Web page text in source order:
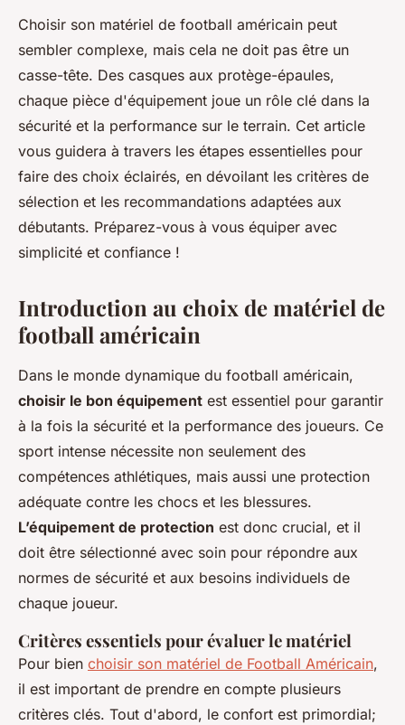
Comment choisir son matériel
de football américain en toute
simplicité
Antoine• 12 décembre 2024•8 min de lecture
Choisir son matériel de football américain peut
sembler complexe, mais cela ne doit pas être un
casse-tête. Des casques aux protège-épaules,
chaque pièce d'équipement joue un rôle clé dans la
sécurité et la performance sur le terrain. Cet article
vous guidera à travers les étapes essentielles pour
faire des choix éclairés, en dévoilant les critères de
sélection et les recommandations adaptées aux
débutants. Préparez-vous à vous équiper avec
simplicité et confiance !
Introduction au choix de matériel de
football américain
Dans le monde dynamique du football américain,
choisir le bon équipement est essentiel pour garantir
à la fois la sécurité et la performance des joueurs. Ce
sport intense nécessite non seulement des
compétences athlétiques, mais aussi une protection
adéquate contre les chocs et les blessures.
L’équipement de protection est donc crucial, et il
doit être sélectionné avec soin pour répondre aux
normes de sécurité et aux besoins individuels de
chaque joueur.
Critères essentiels pour évaluer le matériel
Pour bien choisir son matériel de Football Américain,
il est important de prendre en compte plusieurs
critères clés. Tout d'abord, le confort est primordial;